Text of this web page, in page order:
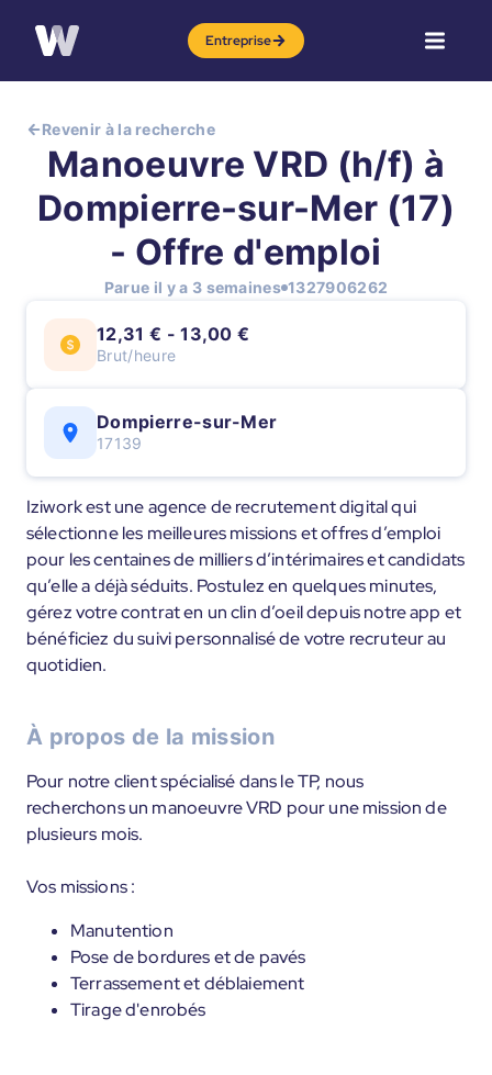
Entreprise
Revenir à la recherche
Manoeuvre VRD (h/f) à
Dompierre-sur-Mer (17)
- Offre d'emploi
Parue il y a 3 semaines 1327906262
12,31 € - 13,00 €
Brut/heure
Dompierre-sur-Mer
17139
Iziwork est une agence de recrutement digital qui
sélectionne les meilleures missions et offres d’emploi
pour les centaines de milliers d’intérimaires et candidats
qu’elle a déjà séduits. Postulez en quelques minutes,
gérez votre contrat en un clin d’oeil depuis notre app et
bénéficiez du suivi personnalisé de votre recruteur au
quotidien.
À propos de la mission
Pour notre client spécialisé dans le TP, nous
recherchons un manoeuvre VRD pour une mission de
plusieurs mois.
Vos missions :
Manutention
Pose de bordures et de pavés
Terrassement et déblaiement
Tirage d'enrobés